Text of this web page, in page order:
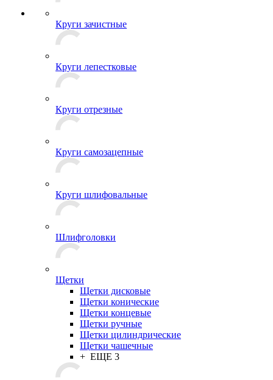
Круги зачистные
Круги лепестковые
Круги отрезные
Круги самозацепные
Круги шлифовальные
Шлифголовки
Щетки
Щетки дисковые
Щетки конические
Щетки концевые
Щетки ручные
Щетки цилиндрические
Щетки чашечные
+ ЕЩЕ 3